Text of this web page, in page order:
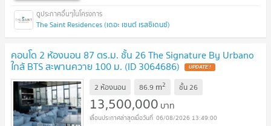
The Saint Residences (เดอะ เซนต์ เรสซิเดนซ์)
คอนโด 2 ห้องนอน 87 ตร.ม. ชั้น 26 The Signature By Urbano
ใกล้ BTS สะพานควาย 100 ม. (ID 3064686)
2 ห้องนอน 86.9 m2 ชั้น26
13,500,000 บาท
06/08/2026 13:49:00